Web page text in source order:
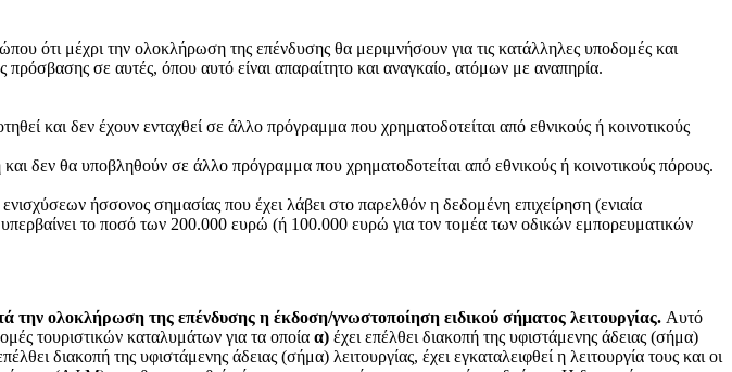
ότι μέχρι την ολοκλήρωση της επένδυσης θα μεριμνήσουν για τις κατάλληλες υποδομές και
σε αυτές, όπου αυτό είναι απαραίτητο και αναγκαίο, ατόμων με αναπηρία.
και δεν έχουν ενταχθεί σε άλλο πρόγραμμα που χρηματοδοτείται από εθνικούς ή κοινοτικούς
δεν θα υποβληθούν σε άλλο πρόγραμμα που χρηματοδοτείται από εθνικούς ή κοινοτικούς πόρους.
ήσσονος σημασίας που έχει λάβει στο παρελθόν η δεδομένη επιχείρηση (ενιαία
το ποσό των 200.000 ευρώ (ή 100.000 ευρώ για τον τομέα των οδικών εμπορευματικών
την ολοκλήρωση της επένδυσης η έκδοση/γνωστοποίηση ειδικού σήματος λειτουργίας. Αυτό
τουριστικών καταλυμάτων για τα οποία α) έχει επέλθει διακοπή της υφιστάμενης άδειας (σήμα)
διακοπή της υφιστάμενης άδειας (σήμα) λειτουργίας, έχει εγκαταλειφθεί η λειτουργία τους και οι